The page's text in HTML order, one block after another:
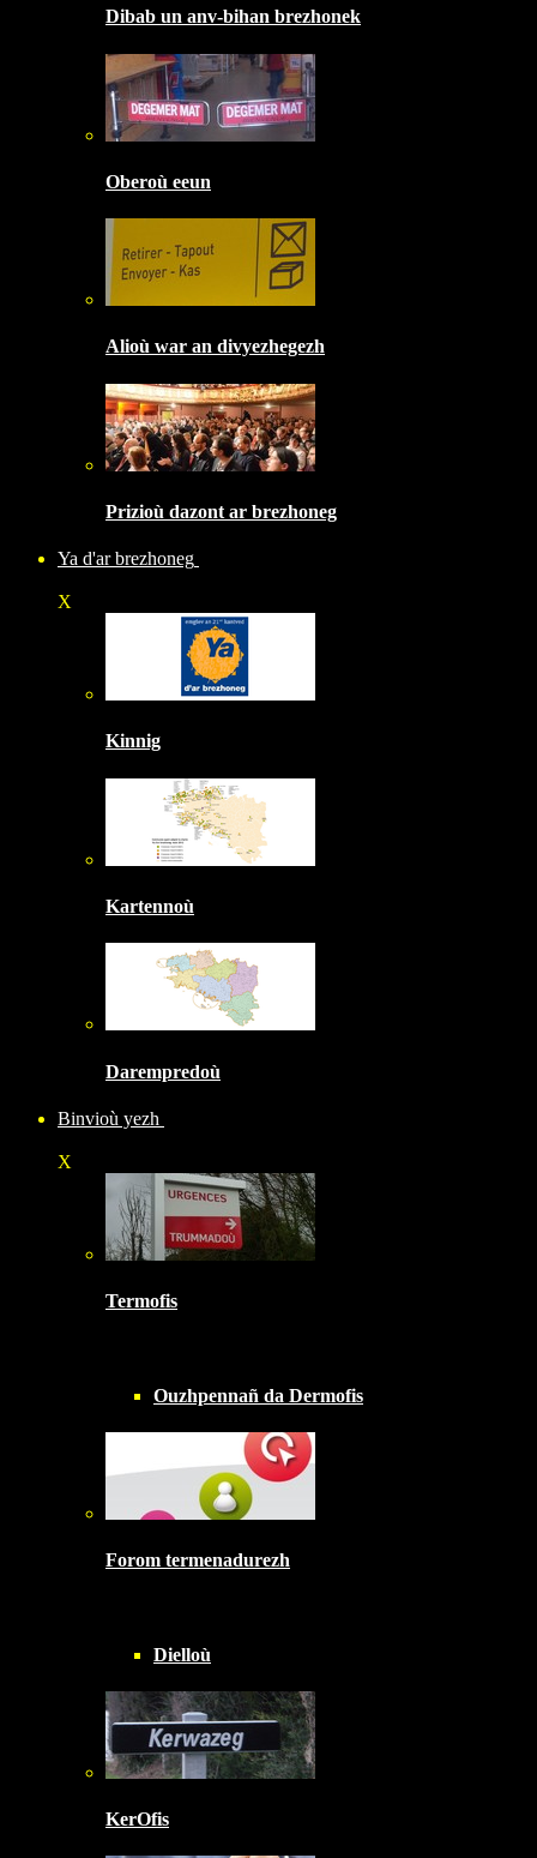
Dibab un anv-bihan brezhonek
Oberoù eeun
Alioù war an divyezhegezh
Prizioù dazont ar brezhoneg
Ya d'ar brezhoneg
X
Kinnig
Kartennoù
Darempredoù
Binvioù yezh
X
Termofis
Ouzhpennañ da Dermofis
Forom termenadurezh
Dielloù
KerOfis